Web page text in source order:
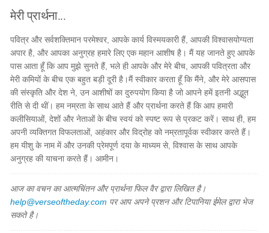
मेरी प्रार्थना...
पवित्र और सर्वशक्तिमान परमेश्वर, आपके कार्य विस्मयकारी हैं, आपकी विश्वासयोग्यता
अपार है, और आपका अनुग्रह हमारे लिए एक महान आशीष है। मैं यह जानते हुए आपके
पास आता हूँ कि आप मुझे सुनते हैं, भले ही आपके और मेरे बीच, आपकी पवित्रता और
मेरी कमियों के बीच एक बहुत बड़ी दूरी है। ​मैं स्वीकार करता हूँ कि मैंने, और मेरे आसपास
की संस्कृति और देश ने, उन आशीषों का दुरुपयोग किया है जो आपने हमें इतनी अद्भुत
रीति से दी थीं। हम नम्रता के साथ आते हैं और प्रार्थना करते हैं कि आप हमारी
कलीसियाओं, देशों और नेताओं के बीच स्वयं को स्पष्ट रूप से प्रकट करें। साथ ही, हम
अपनी व्यक्तिगत विफलताओं, अहंकार और विद्रोह को नम्रतापूर्वक स्वीकार करते हैं।
हम यीशु के नाम में और उनकी प्रेमपूर्ण दया के माध्यम से, विश्वास के साथ आपके
अनुग्रह की याचना करते हैं। आमीन।
आज का वचन का आत्मचिंतन और प्रार्थना फिल वैर द्वारा लिखित है।
help@verseoftheday.com पर आप अपने प्रशन और टिपानिया ईमेल द्वारा भेज
सकते है।